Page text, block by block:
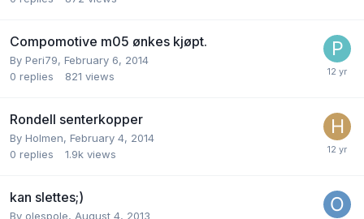
Compomotive m05 ønkes kjøpt.
By Peri79, February 6, 2014
0 replies 821 views
Rondell senterkopper
By Holmen, February 4, 2014
0 replies 1.9k views
kan slettes;)
By olespole, August 4, 2013